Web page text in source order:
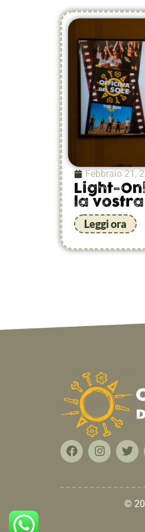
Febbraio 21,
Light-
la
Leggi ora
©